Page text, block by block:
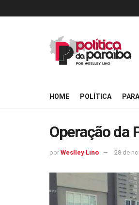
HOME POLÍTICA
Operação da
por Weslley Lino 28 de